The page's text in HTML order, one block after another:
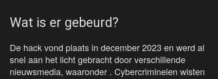
Wat is er gebeurd?
De hack vond plaats in december 2023 en werd al
snel aan het licht gebracht door verschillende
nieuwsmedia, waaronder . Cybercriminelen wisten